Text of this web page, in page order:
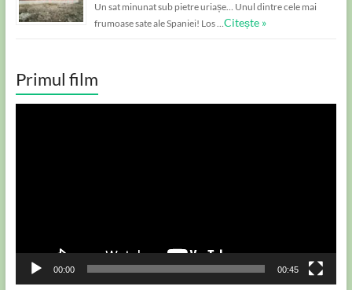
Un sat minunat sub pietre uriașe… Unul dintre cele mai
frumoase sate ale Spaniei! Los …Citește »
Primul film
00:00 00:45